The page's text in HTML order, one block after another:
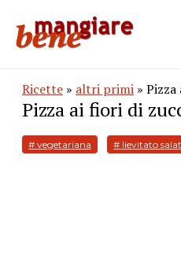
Ricette » altri primi »
Pizza ai fiori di
# vegetariana # lievitato